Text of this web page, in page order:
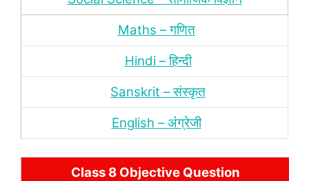
Maths – गणित
Hindi – हिन्‍दी
Sanskrit – संस्‍कृत
English – अंंग्रेजी
Class 8 Objective Question